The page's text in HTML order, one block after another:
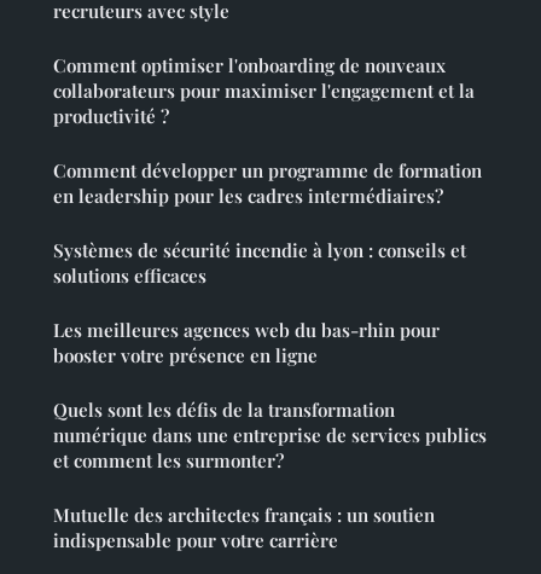
recruteurs avec style
Comment optimiser l'onboarding de nouveaux
collaborateurs pour maximiser l'engagement et la
productivité ?
Comment développer un programme de formation
en leadership pour les cadres intermédiaires?
Systèmes de sécurité incendie à lyon : conseils et
solutions efficaces
Les meilleures agences web du bas-rhin pour
booster votre présence en ligne
Quels sont les défis de la transformation
numérique dans une entreprise de services publics
et comment les surmonter?
Mutuelle des architectes français : un soutien
indispensable pour votre carrière